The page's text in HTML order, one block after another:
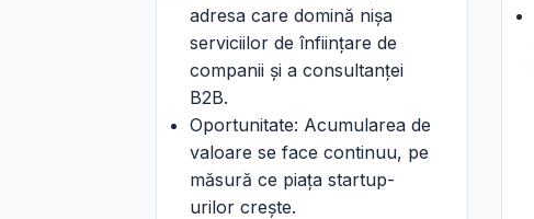
adresa care domină nișa
serviciilor de înființare de
companii și a consultanței
B2B.
Oportunitate: Acumularea de
valoare se face continuu, pe
măsură ce piața startup-
urilor crește.